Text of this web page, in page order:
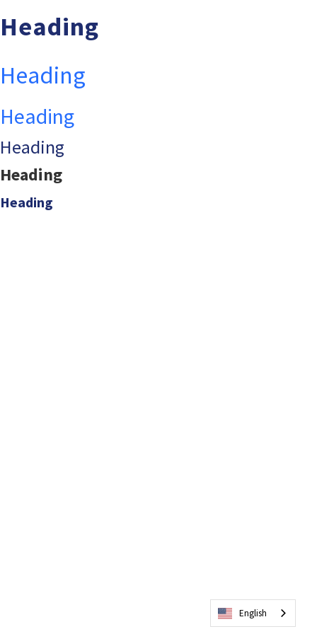
Heading
Heading
Heading
Heading
Heading
Heading
English